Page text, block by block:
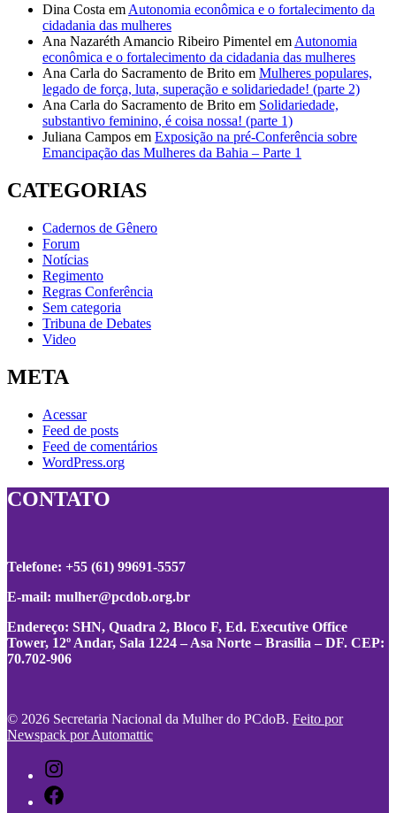
Dina Costa em Autonomia econômica e o fortalecimento da
cidadania das mulheres
Ana Nazaréth Amancio Ribeiro Pimentel em Autonomia
econômica e o fortalecimento da cidadania das mulheres
Ana Carla do Sacramento de Brito em Mulheres populares,
legado de força, luta, superação e solidariedade! (parte 2)
Ana Carla do Sacramento de Brito em Solidariedade,
substantivo feminino, é coisa nossa! (parte 1)
Juliana Campos em Exposição na pré-Conferência sobre
Emancipação das Mulheres da Bahia – Parte 1
CATEGORIAS
Cadernos de Gênero
Forum
Notícias
Regimento
Regras Conferência
Sem categoria
Tribuna de Debates
Video
META
Acessar
Feed de posts
Feed de comentários
WordPress.org
CONTATO
Telefone: +55 (61) 99691-5557
E-mail: mulher@pcdob.org.br
Endereço: SHN, Quadra 2, Bloco F, Ed. Executive Office
Tower, 12º Andar, Sala 1224 – Asa Norte – Brasília – DF. CEP:
70.702-906
© 2026 Secretaria Nacional da Mulher do PCdoB. Feito por
Newspack por Automattic
Instagram
Facebook